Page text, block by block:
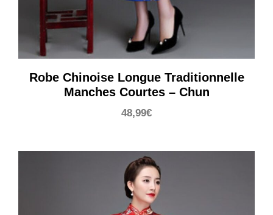
Robe Chinoise Longue Traditionnelle
Manches Courtes – Chun
48,99€